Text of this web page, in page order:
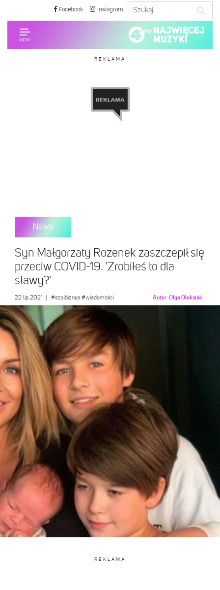
Facebook Instagram
REKLAMA
News
Syn Małgorzaty Rozenek zaszczepił się
przeciw COVID-19. 'Zrobiłeś to dla
sławy?'
22 lip 2021 #szołbiznes #wiadomości Autor:Olga Oleksiak
REKLAMA